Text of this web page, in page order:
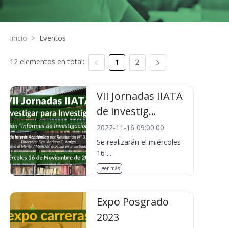
Inicio > Eventos
12 elementos en total: 1 2
VII Jornadas IIATA
de investig...
2022-11-16 09:00:00
Se realizarán el miércoles
16 ...
Leer más
Expo Posgrado
2023